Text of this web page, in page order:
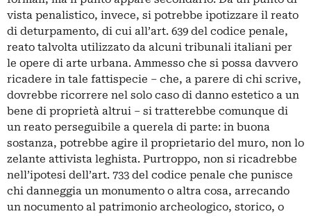
vista penalistico, invece, si potrebbe ipotizzare il reato
di deturpamento, di cui all’art. 639 del codice penale,
reato talvolta utilizzato da alcuni tribunali italiani per
le opere di arte urbana. Ammesso che si possa davvero
ricadere in tale fattispecie – che, a parere di chi scrive,
dovrebbe ricorrere nel solo caso di danno estetico a un
bene di proprietà altrui – si tratterebbe comunque di
un reato perseguibile a querela di parte: in buona
sostanza, potrebbe agire il proprietario del muro, non lo
zelante attivista leghista. Purtroppo, non si ricadrebbe
nell’ipotesi dell’art. 733 del codice penale che punisce
chi danneggia un monumento o altra cosa, arrecando
un nocumento al patrimonio archeologico, storico, o